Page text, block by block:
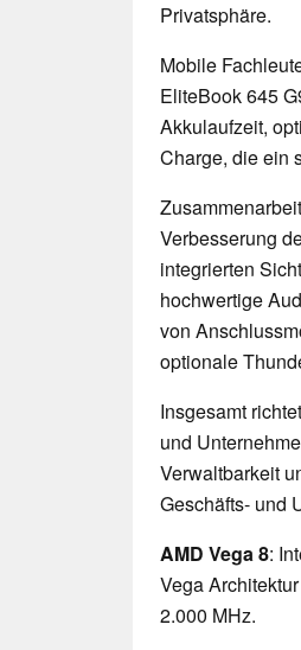
Privatsphäre.
Mobile
EliteBook 645
Akkulaufzeit,
Charge, die ein
Verbesserung
integrierten
hochwertige
von
optionale
Insgesamt
und
Verwaltbarkeit
Geschäfts- und
AMD Vega 8:
Vega
2.000 MHz.